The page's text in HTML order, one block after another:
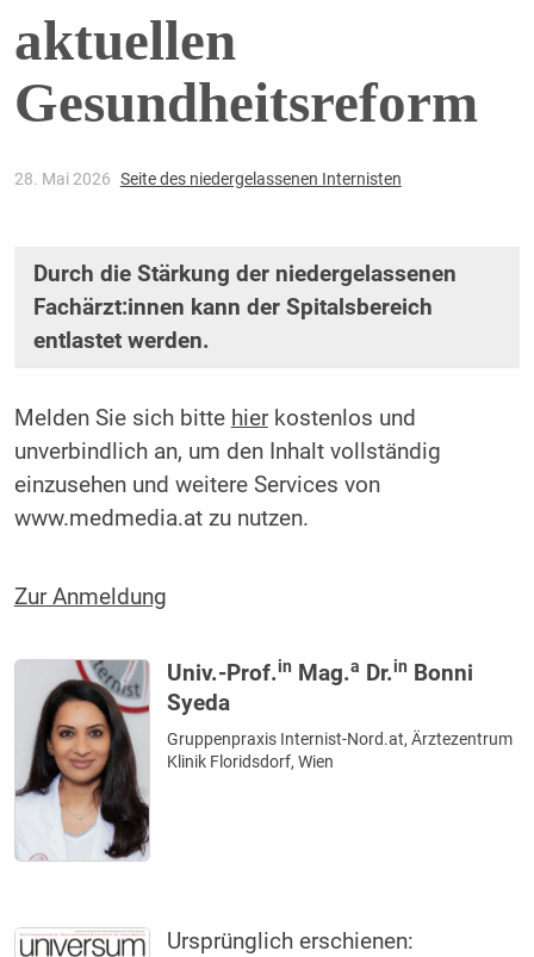
aktuellen
Gesundheitsreform
28. Mai 2026 Seite des niedergelassenen Internisten
Durch die Stärkung der niedergelassenen
Fachärzt:innen kann der Spitalsbereich
entlastet werden.
Melden Sie sich bitte hierkostenlos und
unverbindlich an, um den Inhalt vollständig
einzusehen und weitere Services von
www.medmedia.at zu nutzen.
Zur Anmeldung
Univ.-Prof.in Mag.a Dr.in Bonni
Syeda
Gruppenpraxis Internist-Nord.at, Ärztezentrum
Klinik Floridsdorf, Wien
Ursprünglich erschienen: